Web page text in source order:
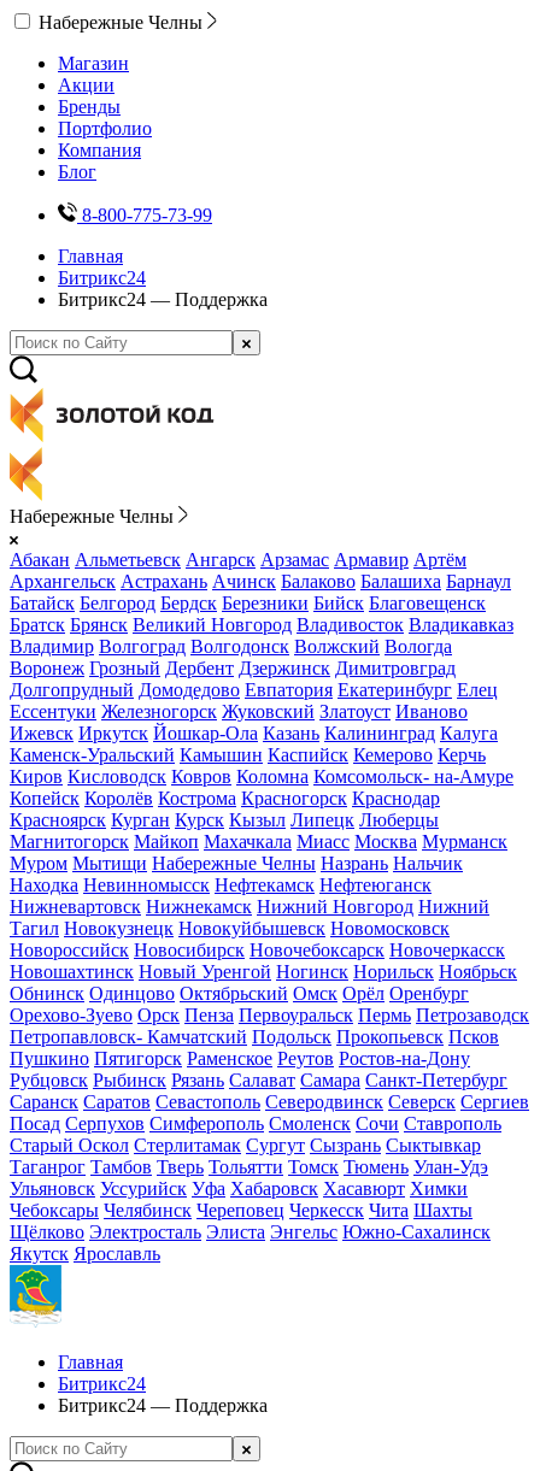
Набережные Челны
Магазин
Акции
Бренды
Портфолио
Компания
Блог
8-800-775-73-99
Главная
Битрикс24
Битрикс24 — Поддержка
Набережные Челны
Абакан Альметьевск Ангарск Арзамас Армавир Артём
Архангельск Астрахань Ачинск Балаково Балашиха Барнаул
Батайск Белгород Бердск Березники Бийск Благовещенск
Братск Брянск Великий Новгород Владивосток Владикавказ
Владимир Волгоград Волгодонск Волжский Вологда
Воронеж Грозный Дербент Дзержинск Димитровград
Долгопрудный Домодедово Евпатория Екатеринбург Елец
Ессентуки Железногорск Жуковский Златоуст Иваново
Ижевск Иркутск Йошкар-Ола Казань Калининград Калуга
Каменск-Уральский Камышин Каспийск Кемерово Керчь
Киров Кисловодск Ковров Коломна Комсомольск- на-Амуре
Копейск Королёв Кострома Красногорск Краснодар
Красноярск Курган Курск Кызыл Липецк Люберцы
Магнитогорск Майкоп Махачкала Миасс Москва Мурманск
Муром Мытищи Набережные Челны Назрань Нальчик
Находка Невинномысск Нефтекамск Нефтеюганск
Нижневартовск Нижнекамск Нижний Новгород Нижний
Тагил Новокузнецк Новокуйбышевск Новомосковск
Новороссийск Новосибирск Новочебоксарск Новочеркасск
Новошахтинск Новый Уренгой Ногинск Норильск Ноябрьск
Обнинск Одинцово Октябрьский Омск Орёл Оренбург
Орехово-Зуево Орск Пенза Первоуральск Пермь Петрозаводск
Петропавловск- Камчатский Подольск Прокопьевск Псков
Пушкино Пятигорск Раменское Реутов Ростов-на-Дону
Рубцовск Рыбинск Рязань Салават Самара Санкт-Петербург
Саранск Саратов Севастополь Северодвинск Северск Сергиев
Посад Серпухов Симферополь Смоленск Сочи Ставрополь
Старый Оскол Стерлитамак Сургут Сызрань Сыктывкар
Таганрог Тамбов Тверь Тольятти Томск Тюмень Улан-Удэ
Ульяновск Уссурийск Уфа Хабаровск Хасавюрт Химки
Чебоксары Челябинск Череповец Черкесск Чита Шахты
Щёлково Электросталь Элиста Энгельс Южно-Сахалинск
Якутск Ярославль
Главная
Битрикс24
Битрикс24 — Поддержка